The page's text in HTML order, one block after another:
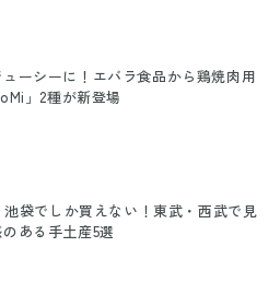
ーシーに！エバラ食品から鶏焼肉用
」2種が新登場
池袋でしか買えない！東武・西武で見
ある手土産5選